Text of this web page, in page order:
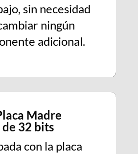
sin necesidad
ningún
adicional.
Madre
de 32 bits
con la placa